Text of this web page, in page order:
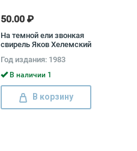
50.00 ₽
На темной ели звонкая
свирель Яков Хелемский
Год издания: 1983
В наличии 1
В корзину